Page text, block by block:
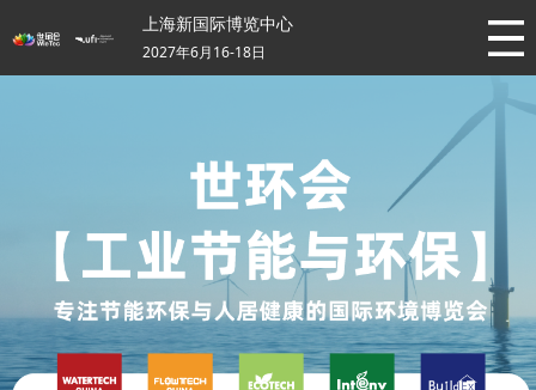
上海新国际博览中心
2027年6月16-18日